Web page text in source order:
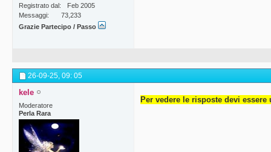
Registrato dal
Feb 2005
Messaggi
73,233
Grazie Partecipo / Passo
26-09-25, 09: 05
kele
Moderatore
Perla Rara
Per vedere le risposte devi